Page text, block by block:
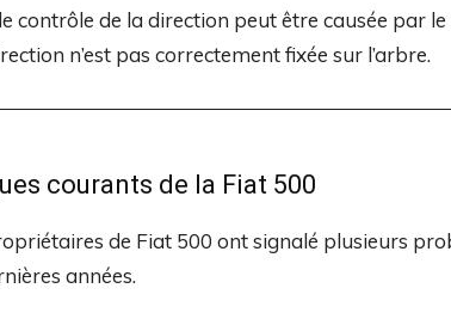
contrôle de la direction peut être causée par
n’est pas correctement fixée sur l’arbre.
courants de la Fiat 500
de Fiat 500 ont signalé plusieurs
années.